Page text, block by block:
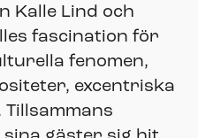
Kalle Lind och
fascination för
fenomen,
excentriska